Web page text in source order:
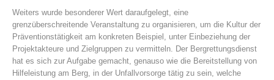
Mountain Rescue Stations
Weiters wurde besonderer Wert daraufgelegt, eine
grenzüberschreitende Veranstaltung zu organisieren, um die Kultur der
Präventionstätigkeit am konkreten Beispiel, unter Einbeziehung der
Projektakteure und Zielgruppen zu vermitteln. Der Bergrettungsdienst
hat es sich zur Aufgabe gemacht, genauso wie die Bereitstellung von
Hilfeleistung am Berg, in der Unfallvorsorge tätig zu sein, welche